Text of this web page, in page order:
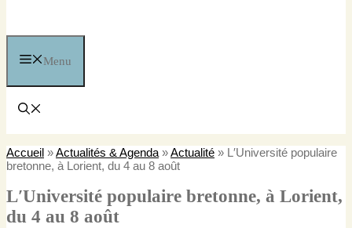
Menu
Accueil »Actualités & Agenda »Actualité » L′Université populaire
bretonne, à Lorient, du 4 au 8 août
L′Université populaire bretonne, à Lorient,
du 4 au 8 août